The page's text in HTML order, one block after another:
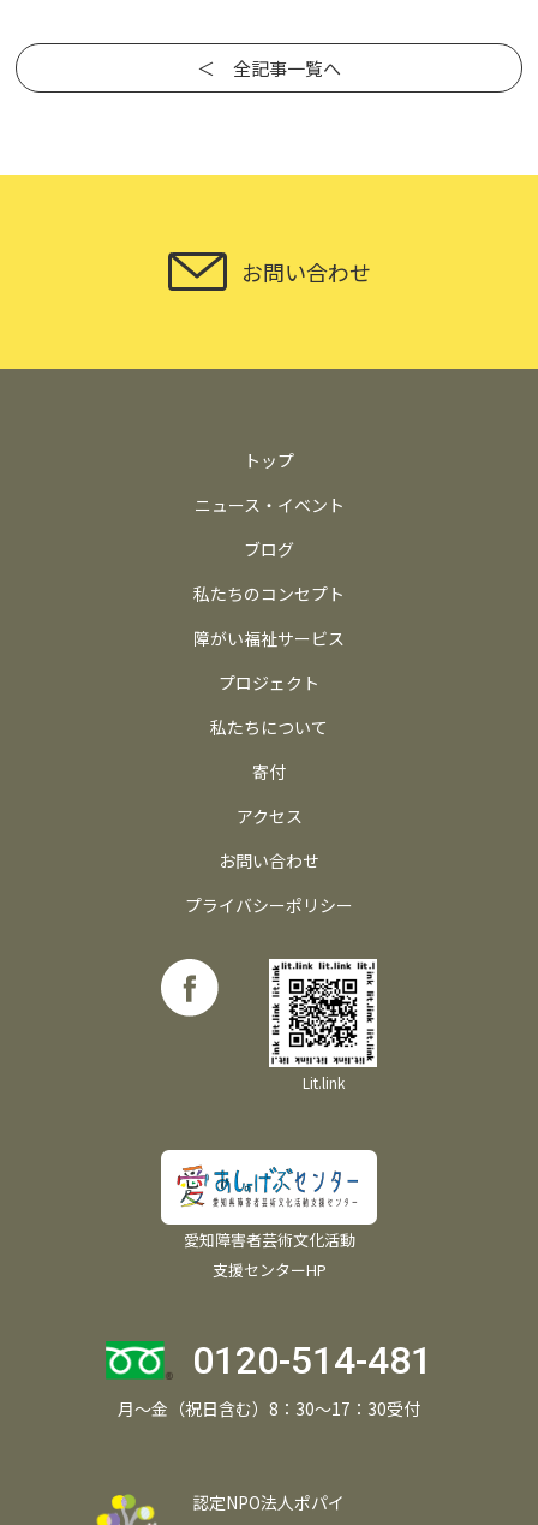
＜ 全記事一覧へ
お問い合わせ
トップ
ニュース・イベント
ブログ
私たちのコンセプト
障がい福祉サービス
プロジェクト
私たちについて
寄付
アクセス
お問い合わせ
プライバシーポリシー
Lit.link
愛知障害者芸術文化活動
支援センターHP
0120-514-481
月～金（祝日含む）8：30～17：30受付
認定NPO法人ポパイ